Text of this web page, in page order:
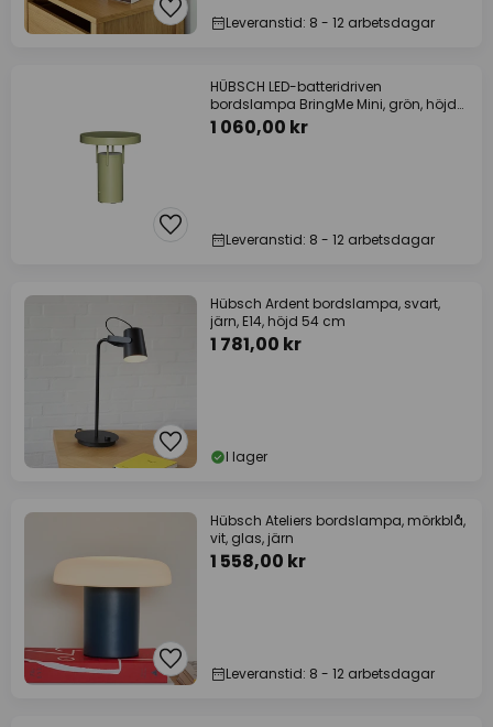
Leveranstid: 8 - 12 arbetsdagar
HÜBSCH LED-batteridriven
bordslampa BringMe Mini, grön, höjd
20 cm
1 060,00 kr
Leveranstid: 8 - 12 arbetsdagar
Hübsch Ardent bordslampa, svart,
järn, E14, höjd 54 cm
1 781,00 kr
I lager
Hübsch Ateliers bordslampa, mörkblå,
vit, glas, järn
1 558,00 kr
Leveranstid: 8 - 12 arbetsdagar